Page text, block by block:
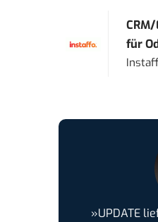
für
»UPDATE